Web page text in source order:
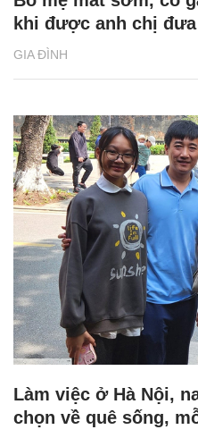
GIA ĐÌNH
khi được anh chị đưa
Làm việc ở Hà Nội,
chọn về quê sống,